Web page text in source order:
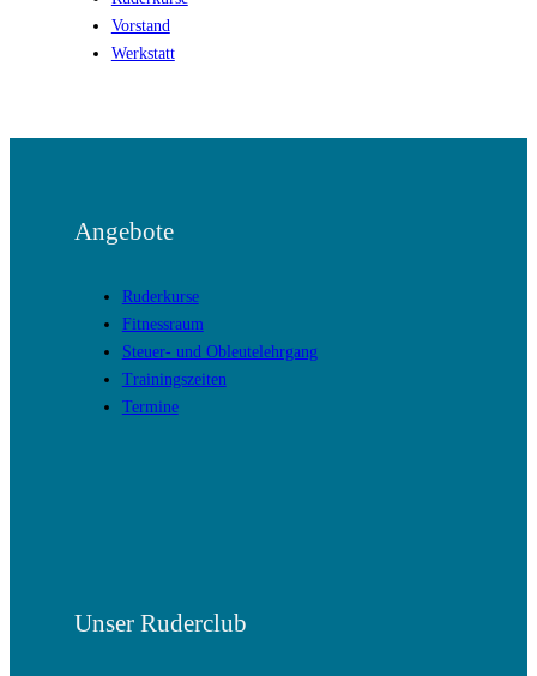
Vorstand
Werkstatt
Angebote
Ruderkurse
Fitnessraum
Steuer- und Obleutelehrgang
Trainingszeiten
Termine
Unser Ruderclub